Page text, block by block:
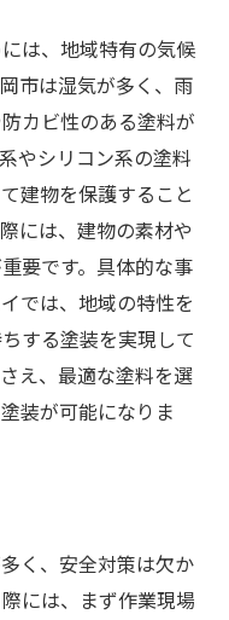
は、地域特有の気候
市は湿気が多く、雨
カビ性のある塗料が
やシリコン系の塗料
建物を保護すること
には、建物の素材や
要です。具体的な事
では、地域の特性を
する塗装を実現して
え、最適な塗料を選
装が可能になりま
く、安全対策は欠か
には、まず作業現場